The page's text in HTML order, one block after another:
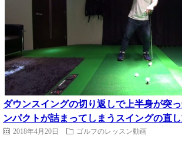
ダウンスイングの切り返しで上半身が突
ンパクトが詰まってしまうスイングの直
2018年4月20日 ゴルフのレッスン動画